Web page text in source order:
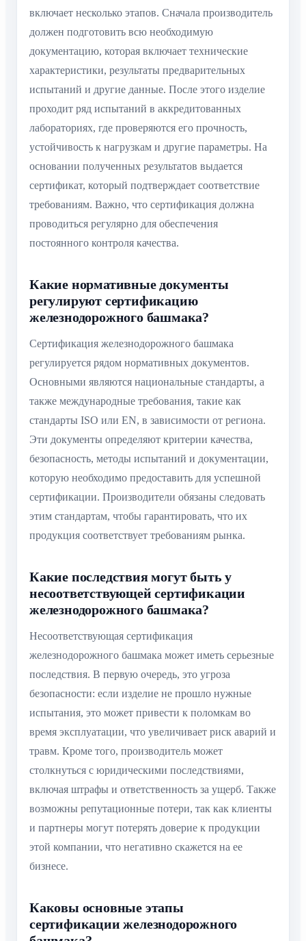
включает несколько этапов. Сначала производитель
должен подготовить всю необходимую
документацию, которая включает технические
характеристики, результаты предварительных
испытаний и другие данные. После этого изделие
проходит ряд испытаний в аккредитованных
лабораториях, где проверяются его прочность,
устойчивость к нагрузкам и другие параметры. На
основании полученных результатов выдается
сертификат, который подтверждает соответствие
требованиям. Важно, что сертификация должна
проводиться регулярно для обеспечения
постоянного контроля качества.
Какие нормативные документы
регулируют сертификацию
железнодорожного башмака?
Сертификация железнодорожного башмака
регулируется рядом нормативных документов.
Основными являются национальные стандарты, а
также международные требования, такие как
стандарты ISO или EN, в зависимости от региона.
Эти документы определяют критерии качества,
безопасность, методы испытаний и документации,
которую необходимо предоставить для успешной
сертификации. Производители обязаны следовать
этим стандартам, чтобы гарантировать, что их
продукция соответствует требованиям рынка.
Какие последствия могут быть у
несоответствующей сертификации
железнодорожного башмака?
Несоответствующая сертификация
железнодорожного башмака может иметь серьезные
последствия. В первую очередь, это угроза
безопасности: если изделие не прошло нужные
испытания, это может привести к поломкам во
время эксплуатации, что увеличивает риск аварий и
травм. Кроме того, производитель может
столкнуться с юридическими последствиями,
включая штрафы и ответственность за ущерб. Также
возможны репутационные потери, так как клиенты
и партнеры могут потерять доверие к продукции
этой компании, что негативно скажется на ее
бизнесе.
Каковы основные этапы
сертификации железнодорожного